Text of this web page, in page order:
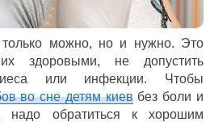
можно, но и нужно. Это
здоровыми, не допустить
или инфекции. Чтобы
во сне детям киевбез боли и
надо обратиться к хорошим